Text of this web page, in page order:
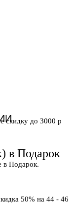
скидку до 3000 р
в Подарок
в Подарок.
50% на 44 - 46